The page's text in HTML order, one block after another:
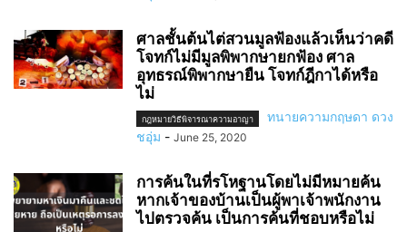
ศาลชั้นต้นไต่สวนมูลฟ้องแล้วเห็นว่าคดี
โจทก์ไม่มีมูลพิพากษายกฟ้อง ศาล
อุทธรณ์พิพากษายืน โจทก์ฎีกาได้หรือ
ไม่
กฎหมายวิธีพิจารณาความอาญา
ทนายความกฤษดา ดวง
ชอุ่ม - June 25, 2020
การค้นในที่รโหฐานโดยไม่มีหมายค้น
หากเจ้าของบ้านเป็นผู้พาเจ้าพนักงาน
ไปตรวจค้น เป็นการค้นที่ชอบหรือไม่